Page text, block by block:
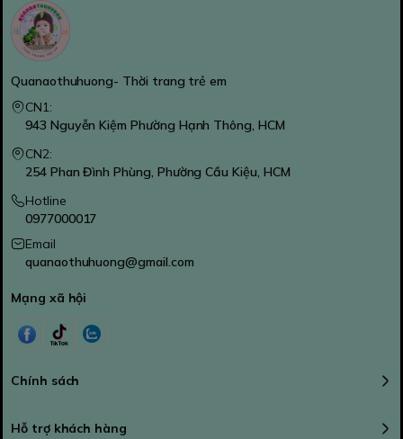
Quanaothuhuong- Thời trang trẻ em
CN1:
943 Nguyễn Kiệm Phường Hạnh Thông, HCM
CN2:
254 Phan Đình Phùng, Phường Cầu Kiệu, HCM
Hotline
0977000017
Email
quanaothuhuong@gmail.com
Mạng xã hội
Chính sách
Hỗ trợ khách hàng